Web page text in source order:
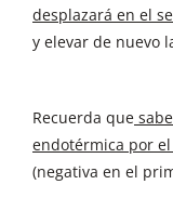
desplazará en el
y elevar de nuevo
Recuerda que
endotérmica por
(negativa en el